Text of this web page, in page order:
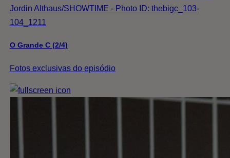
Jordin Althaus/SHOWTIME - Photo ID: thebigc_103-
104_1211
O Grande C (2/4)
Fotos exclusivas do episódio